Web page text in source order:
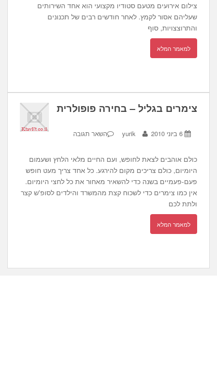
צילום אירועים מטעם סטודיו מקצועי הוא אחד השירותים
שעליהם אסור לקמץ. לאחר חודשים רבים של תכנונים
והתרוצצויות, סוף
למאמר המלא
צימרים בגליל – בחירה פופולרית
6 ביוני 2010 yurik השאר תגובה
כולם אוהבים לצאת לחופש, ועם החיים מלאי הלחץ ושעמום
היומיום, כולם צריכים מקום להירגע. כל אחד צריך מעט חופש
פעם-פעמיים בשנה כדי להשאיר מאחור את כל לחצי היומיום.
אין כמו צימרים כדי לשכוח קצת מהמשרד והילדים לסופ'ש קצר
ולתת לכם
למאמר המלא